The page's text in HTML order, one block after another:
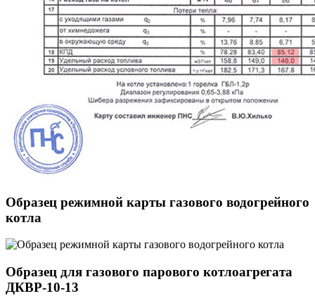
Образец режимной карты газового водогрейного
котла
Образец для газового парового котлоагрегата
ДКВР-10-13